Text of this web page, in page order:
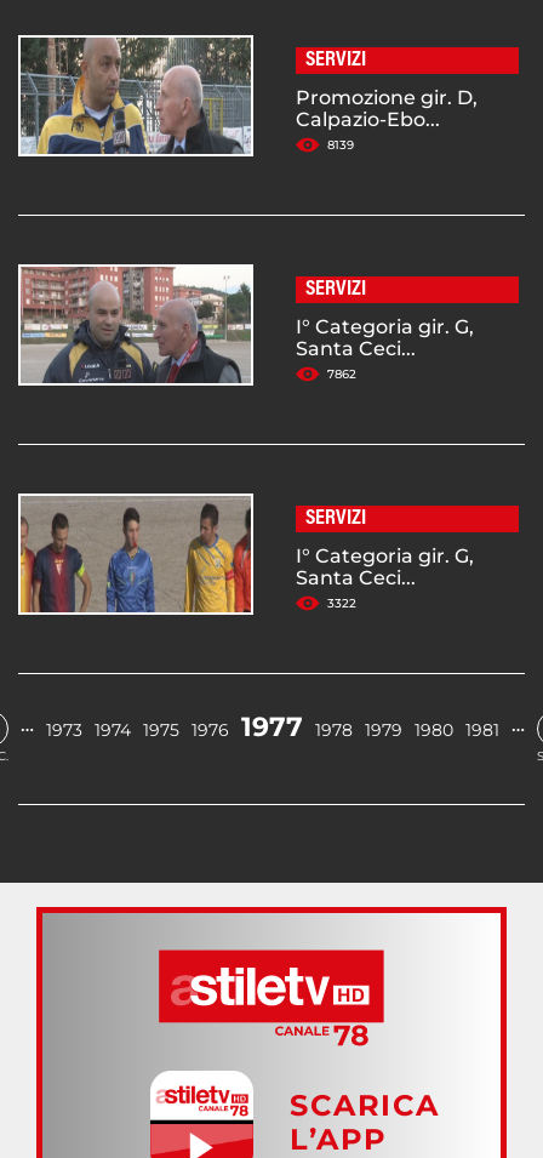
SERVIZI
Promozione gir. D,
Calpazio-Ebo...
8139
SERVIZI
I° Categoria gir. G,
Santa Ceci...
7862
SERVIZI
I° Categoria gir. G,
Santa Ceci...
3322
… 1973 1974 1975 1976 1977 1978 1979 1980 1981 …
SCARICA
L’APP